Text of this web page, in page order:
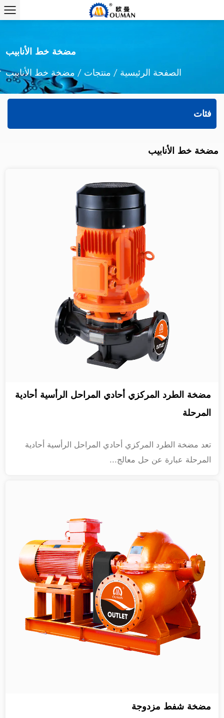
مضخة خط الأنابيب
الصفحة الرئيسية / منتجات / مضخة خط الأنابيب
فئات
مضخة خط الأنابيب
مضخة الطرد المركزي أحادي المراحل الرأسية أحادية
المرحلة
تعد مضخة الطرد المركزي أحادي المراحل الرأسية أحادية
المرحلة عبارة عن حل معالج...
مضخة شفط مزدوجة